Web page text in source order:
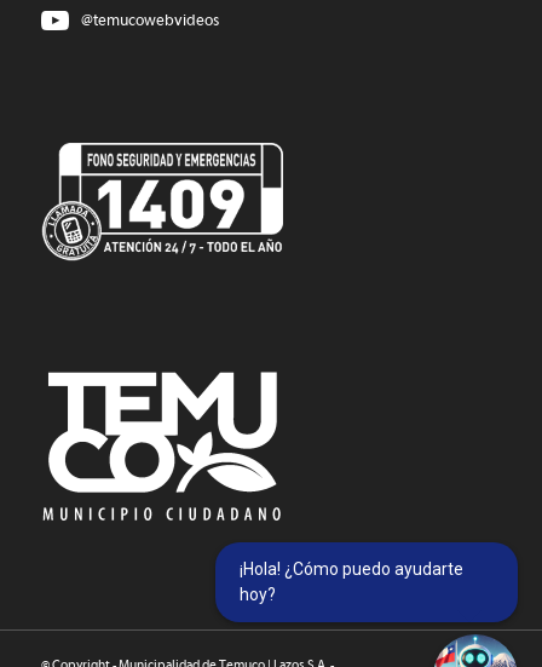
@temucowebvideos
¡Hola! ¿Cómo puedo ayudarte
hoy?